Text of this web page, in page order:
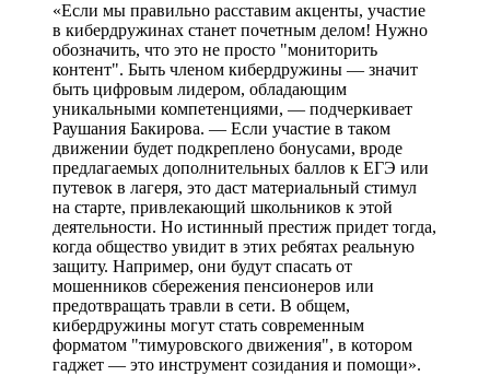
«Если мы правильно расставим акценты, участие
в кибердружинах станет почетным делом! Нужно
обозначить, что это не просто "мониторить
контент". Быть членом кибердружины — значит
быть цифровым лидером, обладающим
уникальными компетенциями, — подчеркивает
Раушания Бакирова. — Если участие в таком
движении будет подкреплено бонусами, вроде
предлагаемых дополнительных баллов к ЕГЭ или
путевок в лагеря, это даст материальный стимул
на старте, привлекающий школьников к этой
деятельности. Но истинный престиж придет тогда,
когда общество увидит в этих ребятах реальную
защиту. Например, они будут спасать от
мошенников сбережения пенсионеров или
предотвращать травли в сети. В общем,
кибердружины могут стать современным
форматом "тимуровского движения", в котором
гаджет — это инструмент созидания и помощи».